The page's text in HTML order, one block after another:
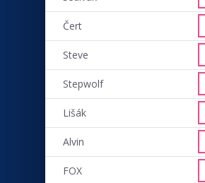
Čert
Steve
Stepwolf
Lišák
Alvin
FOX